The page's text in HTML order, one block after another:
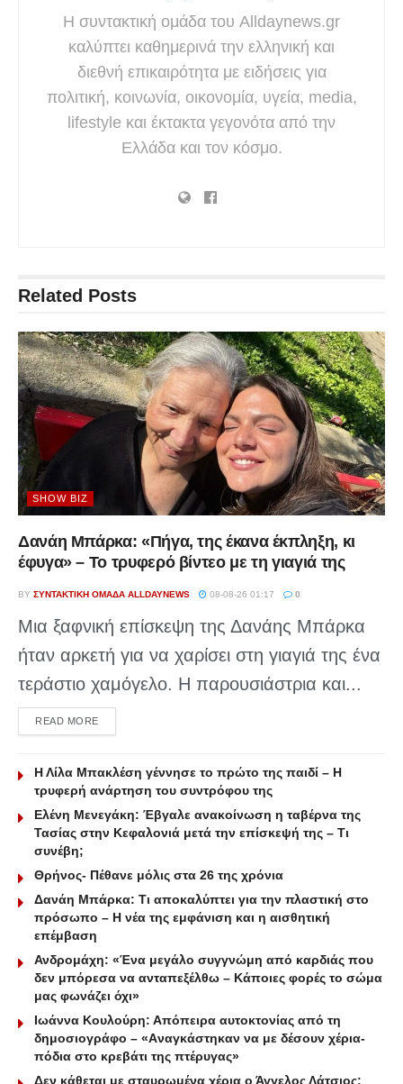
Η συντακτική ομάδα του Alldaynews.gr
καλύπτει καθημερινά την ελληνική και
διεθνή επικαιρότητα με ειδήσεις για
πολιτική, κοινωνία, οικονομία, υγεία, media,
lifestyle και έκτακτα γεγονότα από την
Ελλάδα και τον κόσμο.
Related Posts
SHOW BIZ
Δανάη Μπάρκα: «Πήγα, της έκανα έκπληξη, κι
έφυγα» – Το τρυφερό βίντεο με τη γιαγιά της
BY ΣΥΝΤΑΚΤΙΚΉ ΟΜΆΔΑ ALLDAYNEWS 08-08-26 01:17 0
Μια ξαφνική επίσκεψη της Δανάης Μπάρκα
ήταν αρκετή για να χαρίσει στη γιαγιά της ένα
τεράστιο χαμόγελο. Η παρουσιάστρια και...
READ MOREDETAILS
Η Λίλα Μπακλέση γέννησε το πρώτο της παιδί – Η
τρυφερή ανάρτηση του συντρόφου της
Ελένη Μενεγάκη: Έβγαλε ανακοίνωση η ταβέρνα της
Τασίας στην Κεφαλονιά μετά την επίσκεψή της – Τι
συνέβη;
Θρήνος- Πέθανε μόλις στα 26 της χρόνια
Δανάη Μπάρκα: Τι αποκαλύπτει για την πλαστική στο
πρόσωπο – Η νέα της εμφάνιση και η αισθητική
επέμβαση
Ανδρομάχη: «Ένα μεγάλο συγγνώμη από καρδιάς που
δεν μπόρεσα να ανταπεξέλθω – Κάποιες φορές το σώμα
μας φωνάζει όχι»
Ιωάννα Κουλούρη: Απόπειρα αυτοκτονίας από τη
δημοσιογράφο – «Aναγκάστηκαν να με δέσουν χέρια-
πόδια στο κρεβάτι της πτέρυγας»
Δεν κάθεται με σταυρωμένα χέρια ο Άγγελος Λάτσιος: